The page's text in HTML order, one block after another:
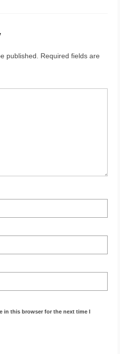
published.
Required fields are
in this browser for the next time I